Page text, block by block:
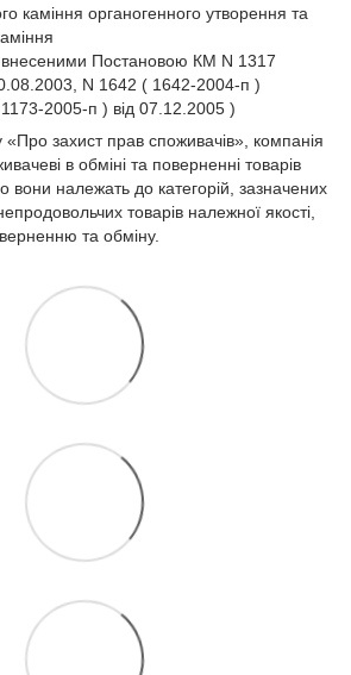
каміння органогенного утворення та
внесеними Постановою КМ N 1317
N 1642 ( 1642-2004-п )
2005-п ) від 07.12.2005 )
«Про захист прав споживачів» , компанія
в обміні та поверненні товарів
вони належать до категорій, зазначених
товарів належної якості,
та обміну.